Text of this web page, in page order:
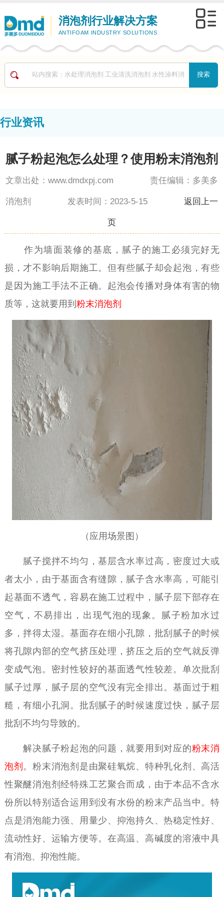
消泡剂行业解决方案
ANTIFOAM INDUSTRY SOLUTIONS
行业资讯
腻子粉起泡怎么处理？使用粉末消泡剂
文章出处：www.dmdxpj.com 责任编辑：多美多
消泡剂 发表时间：2023-5-15返回上一
页
作为墙面装修的基底，腻子的施工必须完好无
损，才不影响后期施工。但有些腻子却会起泡，有些
是因为施工手法不正确。起泡会传播对身体有害的物
质等，这就要用到 粉末消泡剂
（应用场景图）
腻子搅拌不均匀，基层含水率过高，密度过大或
者太小，由于基面含有缝隙，腻子含水率高，可能引
起基面不透气，容易在施工过程中，腻子层下部存在
空气，不易排出，出现气泡的现象。腻子粉加水过
多，拌得太湿。基面存在细小孔隙，批刮腻子的时候
将孔隙内部的空气挤压处理，挤压之后的空气就反弹
变成气泡。密封性较好的基面透气性较差。单次批刮
腻子过厚，腻子层的空气没有完全排出。基面过于粗
糙，有细小孔洞。批刮腻子的时候速度过快，腻子层
批刮不均匀导致的。
解决腻子粉起泡的问题，就要用到对应的粉末消
泡剂 。粉末消泡剂是由聚硅氧烷、特种乳化剂、高活
性聚醚消泡剂经特殊工艺聚合而成，由于本品不含水
份所以特别适合运用到没有水份的粉末产品当中。特
点是消泡能力强、用量少、抑泡持久、热稳定性好、
流动性好、运输方便等。在高温、高碱度的溶液中具
有消泡、抑泡性能。